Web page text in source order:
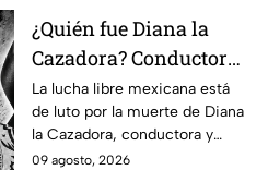
¿Quién fue Diana la
Cazadora? Conductora
y luchadora que
falleció a los 48 años en
Monterrey
La lucha libre mexicana está
de luto por la muerte de Diana
la Cazadora, conductora y
luchadora de 48 años que
09 agosto, 2026